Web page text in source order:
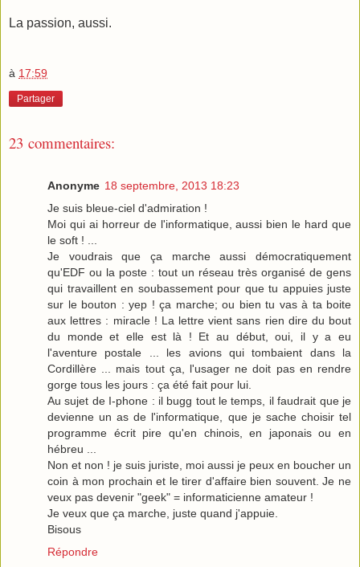
La passion, aussi.
à 17:59
Partager
23 commentaires:
Anonyme 18 septembre, 2013 18:23
Je suis bleue-ciel d'admiration !
Moi qui ai horreur de l'informatique, aussi bien le hard que
le soft ! ...
Je voudrais que ça marche aussi démocratiquement
qu'EDF ou la poste : tout un réseau très organisé de gens
qui travaillent en soubassement pour que tu appuies juste
sur le bouton : yep ! ça marche; ou bien tu vas à ta boite
aux lettres : miracle ! La lettre vient sans rien dire du bout
du monde et elle est là ! Et au début, oui, il y a eu
l'aventure postale ... les avions qui tombaient dans la
Cordillère ... mais tout ça, l'usager ne doit pas en rendre
gorge tous les jours : ça été fait pour lui.
Au sujet de I-phone : il bugg tout le temps, il faudrait que je
devienne un as de l'informatique, que je sache choisir tel
programme écrit pire qu'en chinois, en japonais ou en
hébreu ...
Non et non ! je suis juriste, moi aussi je peux en boucher un
coin à mon prochain et le tirer d'affaire bien souvent. Je ne
veux pas devenir "geek" = informaticienne amateur !
Je veux que ça marche, juste quand j'appuie.
Bisous
Répondre